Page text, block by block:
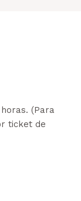
(Para
ticket de